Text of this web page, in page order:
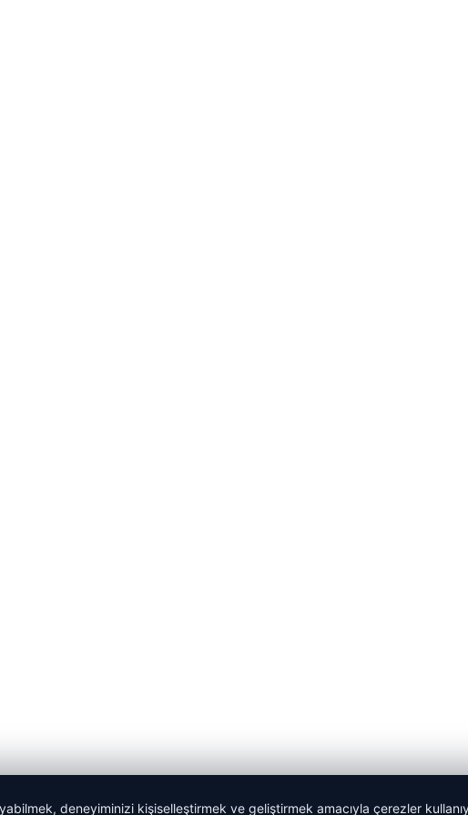
deneyiminizi kişiselleştirmek ve geliştirmek amacıyla çerezler